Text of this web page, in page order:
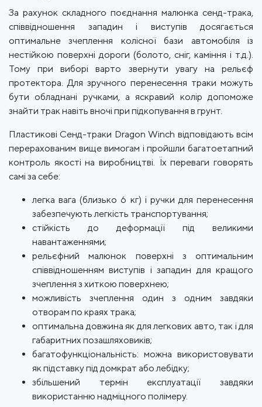
За рахунок складного поєднання малюнка сенд-трака,
співвідношення западин і виступів досягається
оптимальне зчеплення колісної бази автомобіля із
нестійкою поверхні дороги (болото, сніг, каміння і т.д.).
Тому при виборі варто звернути увагу на рельєф
протектора. Для зручного перенесення траки можуть
бути обладнані ручками, а яскравий колір допоможе
знайти трак навіть вночі при підкопування в грунт.
Пластикові Сенд-траки Dragon Winch відповідають всім
перерахованим вище вимогам і пройшли багатоетапний
контроль якості на виробництві. Їх переваги говорять
самі за себе:
легка вага (близько 6 кг) і ручки для перенесення
забезпечують легкість транспортування;
стійкість до деформації під великими
навантаженнями;
рельєфний малюнок поверхні з оптимальним
співвідношенням виступів і западин для кращого
зчеплення з хиткою поверхнею;
можливість зчеплення один з одним завдяки
отворам по краях трака;
оптимальна довжина як для легкових авто, так і для
габаритних позашляховиків;
багатофункціональність: можна використовувати
як підставку під домкрат або лебідку;
збільшений термін експлуатації завдяки
використанню надміцного полімеру.